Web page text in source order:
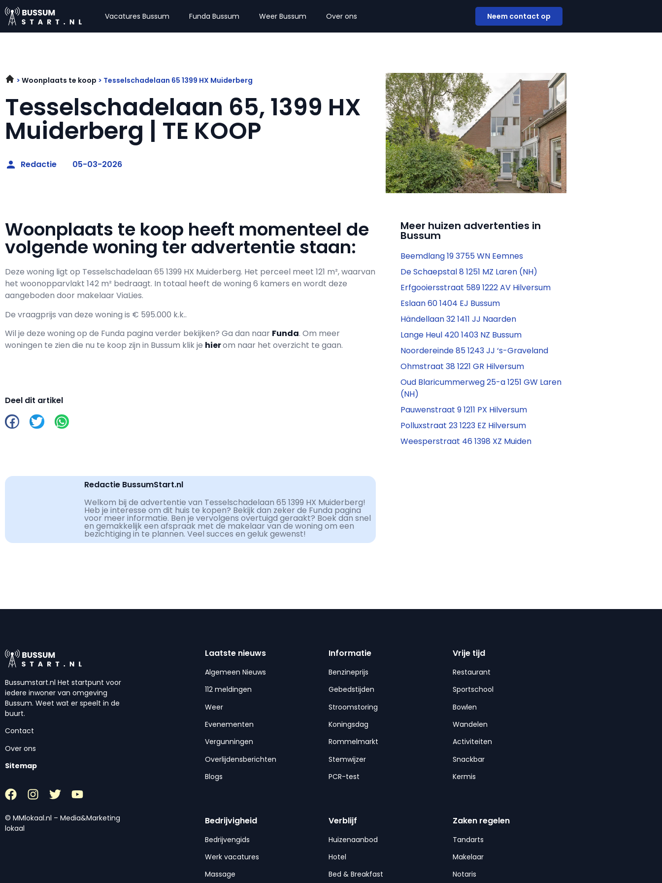
Vacatures Bussum Funda Bussum Weer Bussum Over ons Neem contact op
Woonplaats te koop Tesselschadelaan 65 1399 HX Muiderberg
Tesselschadelaan 65, 1399 HX
Muiderberg | TE KOOP
Redactie 05-03-2026
Woonplaats te koop heeft momenteel de
volgende woning ter advertentie staan:
Deze woning ligt op Tesselschadelaan 65 1399 HX Muiderberg. Het perceel meet 121 m², waarvan
het woonopparvlakt 142 m² bedraagt. In totaal heeft de woning 6 kamers en wordt deze
aangeboden door makelaar ViaLies.
De vraagprijs van deze woning is € 595.000 k.k..
Wil je deze woning op de Funda pagina verder bekijken? Ga dan naar Funda. Om meer
woningen te zien die nu te koop zijn in Bussum klik je hierom naar het overzicht te gaan.
Deel dit artikel
Redactie BussumStart.nl
Welkom bij de advertentie van Tesselschadelaan 65 1399 HX Muiderberg!
Heb je interesse om dit huis te kopen? Bekijk dan zeker de Funda pagina
voor meer informatie. Ben je vervolgens overtuigd geraakt? Boek dan snel
en gemakkelijk een afspraak met de makelaar van de woning om een
bezichtiging in te plannen. Veel succes en geluk gewenst!
Meer huizen advertenties in
Bussum
Beemdlang 19 3755 WN Eemnes
De Schaepstal 8 1251 MZ Laren (NH)
Erfgooiersstraat 589 1222 AV Hilversum
Eslaan 60 1404 EJ Bussum
Händellaan 32 1411 JJ Naarden
Lange Heul 420 1403 NZ Bussum
Noordereinde 85 1243 JJ ‘s-Graveland
Ohmstraat 38 1221 GR Hilversum
Oud Blaricummerweg 25-a 1251 GW Laren
(NH)
Pauwenstraat 9 1211 PX Hilversum
Polluxstraat 23 1223 EZ Hilversum
Weesperstraat 46 1398 XZ Muiden
Bussumstart.nl Het startpunt voor
iedere inwoner van omgeving
Bussum. Weet wat er speelt in de
buurt.
Contact
Over ons
Sitemap
© MMlokaal.nl – Media&Marketing
lokaal
Laatste nieuws
Algemeen Nieuws
112 meldingen
Weer
Evenementen
Vergunningen
Overlijdensberichten
Blogs
Informatie
Benzineprijs
Gebedstijden
Stroomstoring
Koningsdag
Rommelmarkt
Stemwijzer
PCR-test
Vrije tijd
Restaurant
Sportschool
Bowlen
Wandelen
Activiteiten
Snackbar
Kermis
Bedrijvigheid
Bedrijvengids
Werk vacatures
Massage
Verblijf
Huizenaanbod
Hotel
Bed & Breakfast
Zaken regelen
Tandarts
Makelaar
Notaris